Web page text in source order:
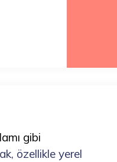
gibi
özellikle yerel